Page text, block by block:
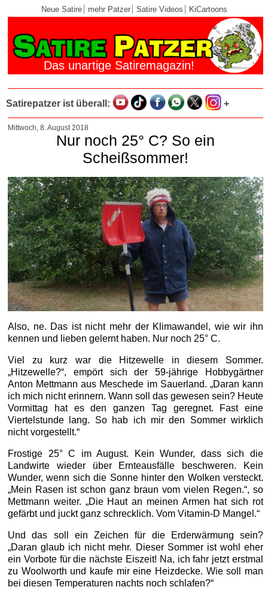
Neue Satire mehr Patzer Satire Videos KiCartoons
Das unartige Satiremagazin!
Satirepatzer ist überall: +
Mittwoch, 8. August 2018
Nur noch 25° C? So ein
Scheißsommer!
Also, ne. Das ist nicht mehr der Klimawandel, wie wir ihn
kennen und lieben gelernt haben. Nur noch 25° C.
Viel zu kurz war die Hitzewelle in diesem Sommer.
„Hitzewelle?“, empört sich der 59-jährige Hobbygärtner
Anton Mettmann aus Meschede im Sauerland. „Daran kann
ich mich nicht erinnern. Wann soll das gewesen sein? Heute
Vormittag hat es den ganzen Tag geregnet. Fast eine
Viertelstunde lang. So hab ich mir den Sommer wirklich
nicht vorgestellt.“
Frostige 25° C im August. Kein Wunder, dass sich die
Landwirte wieder über Ernteausfälle beschweren. Kein
Wunder, wenn sich die Sonne hinter den Wolken versteckt.
„Mein Rasen ist schon ganz braun vom vielen Regen.“, so
Mettmann weiter. „Die Haut an meinen Armen hat sich rot
gefärbt und juckt ganz schrecklich. Vom Vitamin-D Mangel.“
Und das soll ein Zeichen für die Erderwärmung sein?
„Daran glaub ich nicht mehr. Dieser Sommer ist wohl eher
ein Vorbote für die nächste Eiszeit! Na, ich fahr jetzt erstmal
zu Woolworth und kaufe mir eine Heizdecke. Wie soll man
bei diesen Temperaturen nachts noch schlafen?“